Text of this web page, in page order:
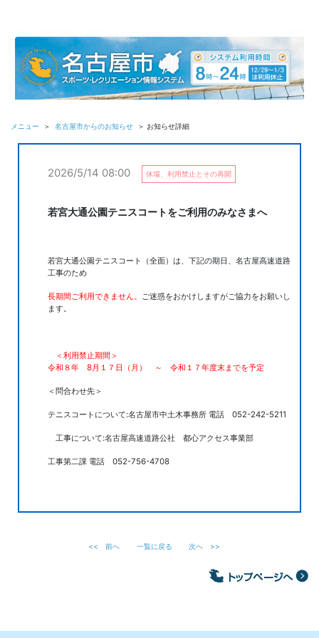
メニュー ＞ 名古屋市からのお知らせ ＞ お知らせ詳細
2026/5/14 08:00 休場、利用禁止とその再開
若宮大通公園テニスコートをご利用のみなさまへ
若宮大通公園テニスコート（全面）は、下記の期日、名古屋高速道路
工事のため
長期間ご利用できません。 ご迷惑をおかけしますがご協力をお願いし
ます。
＜利用禁止期間＞
令和８年 8月１７日（月） ～ 令和１７年度末までを予定
＜問合わせ先＞
テニスコートについて:名古屋市中土木事務所 電話 052-242-5211
工事について:名古屋高速道路公社 都心アクセス事業部
工事第二課 電話 052-756-4708
<<前へ 一覧に戻る 次へ>>